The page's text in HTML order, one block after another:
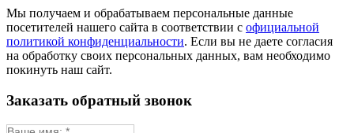
Мы получаем и обрабатываем персональные данные
посетителей нашего сайта в соответствии с официальной
политикой конфиденциальности. Если вы не даете согласия
на обработку своих персональных данных, вам необходимо
покинуть наш сайт.
Заказать обратный звонок